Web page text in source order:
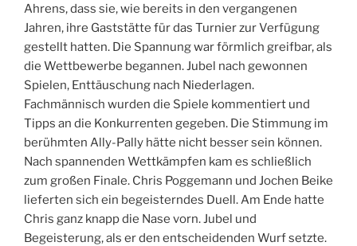
Ahrens, dass sie, wie bereits in den vergangenen
Jahren, ihre Gaststätte für das Turnier zur Verfügung
gestellt hatten. Die Spannung war förmlich greifbar, als
die Wettbewerbe begannen. Jubel nach gewonnen
Spielen, Enttäuschung nach Niederlagen.
Fachmännisch wurden die Spiele kommentiert und
Tipps an die Konkurrenten gegeben. Die Stimmung im
berühmten Ally-Pally hätte nicht besser sein können.
Nach spannenden Wettkämpfen kam es schließlich
zum großen Finale. Chris Poggemann und Jochen Beike
lieferten sich ein begeisterndes Duell. Am Ende hatte
Chris ganz knapp die Nase vorn. Jubel und
Begeisterung, als er den entscheidenden Wurf setzte.